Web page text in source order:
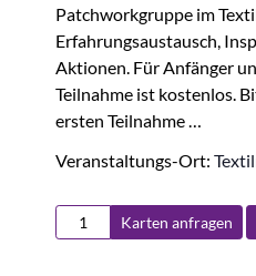
Patchworkgruppe im
Erfahrungsaustausch,
Aktionen. Für Anfänger
Teilnahme ist kostenlos.
ersten Teilnahme …
Veranstaltungs-Ort:
Karten anfragen